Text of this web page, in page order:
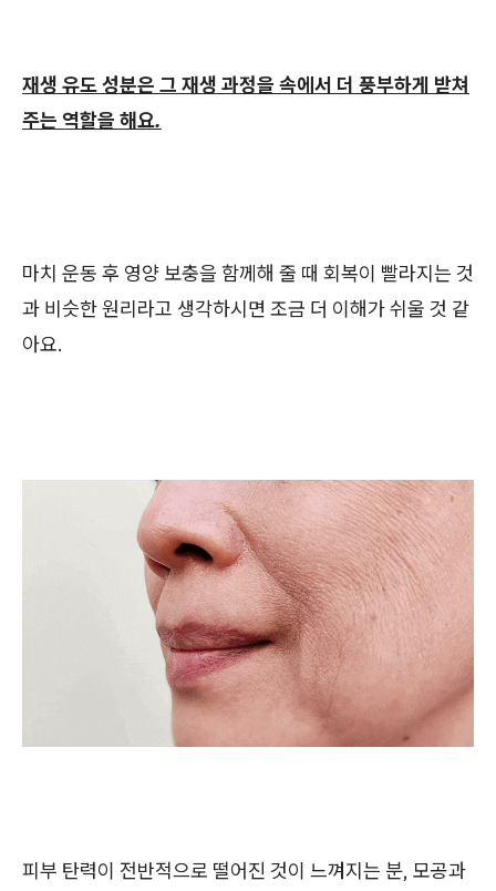
재생 유도 성분은 그 재생 과정을 속에서 더 풍부하게 받쳐
주는 역할을 해요.
마치 운동 후 영양 보충을 함께해 줄 때 회복이 빨라지는 것
과 비슷한 원리라고 생각하시면 조금 더 이해가 쉬울 것 같
아요.
피부 탄력이 전반적으로 떨어진 것이 느껴지는 분, 모공과